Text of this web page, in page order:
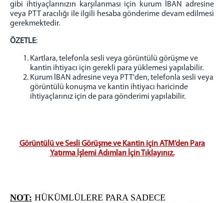
İZMİR AÇIK CEZA İNFAZ KURUMU
İZMİR 1 NOLU KAPALI CİK
İZMİR 2 NOLU KAPALI CİK
İZMİR 4 NOLU KAPALI CİK
İZMİR KADIN KAPALI CİK
İZMİR ÇOCUK VE GENÇLİK KAPALI CİK
E-imza Sifre Videolu Anlatım
Uyap Şifre Alma Video
Portal Giriş
gibi ihtiyaçlarınızın karşılanması için kurum lBAN adresine
veya PTT aracılığı ile ilgili hesaba gönderime devam edilmesi
gerekmektedir.
ÖZETLE:
Kartlara, telefonla sesli veya görüntülü görüşme ve
kantin ihtiyacı için gerekli para yüklemesi yapılabilir.
Kurum lBAN adresine veya PTT'den, telefonla sesli veya
görüntülü konuşma ve kantin ihtiyacı haricinde
ihtiyaçlarınız için de para gönderimi yapılabilir.
Görüntülü ve Sesli Görüşme ve Kantin için ATM’den Para
Yatırma İşlemi Adımları İçin Tıklayınız.
NOT: HÜKÜMLÜLERE PARA SADECE